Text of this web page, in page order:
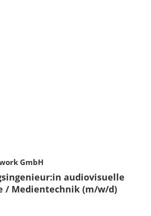
GmbH
audiovisuelle
/ Medientechnik (m/w/d)